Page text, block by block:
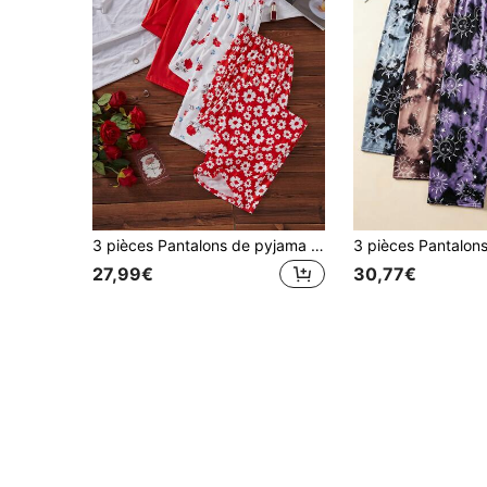
3 pièces Pantalons de pyjama décontractés et portables pour femmes grande taille, ensemble 3 pièces de pantalons longs avec imprimé floral rouge 3 styles
27,99€ 30,77€